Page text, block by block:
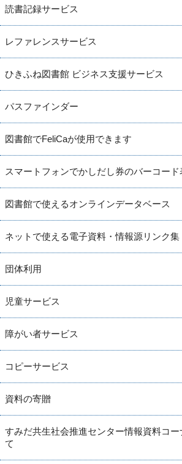
読書記録サービス
レファレンスサービス
ひきふね図書館 ビジネス支援サービス
パスファインダー
図書館でFeliCaが使用できます
スマートフォンでかしだし券のバーコー
図書館で使えるオンラインデータベース
ネットで使える電子資料・情報源リンク集
団体利用
児童サービス
障がい者サービス
コピーサービス
資料の寄贈
すみだ共生社会推進センター情報資料コ
て